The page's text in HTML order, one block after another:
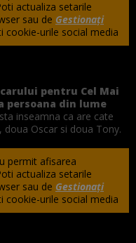
actualiza setarile
sau de Gestionați
cookie-urile social media
pentru Cel Mai
persoana din lume
inseamna ca are cate
Oscar si doua Tony.
permit afisarea
actualiza setarile
sau de Gestionați
cookie-urile social media